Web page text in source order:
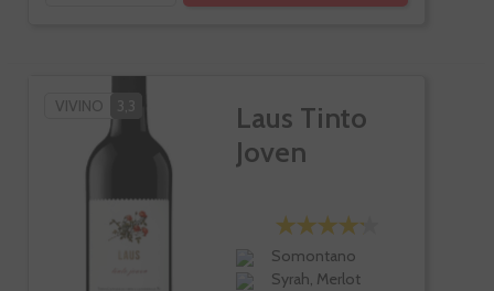
VIVINO 3,3
Laus Tinto
Joven
Somontano
Syrah, Merlot